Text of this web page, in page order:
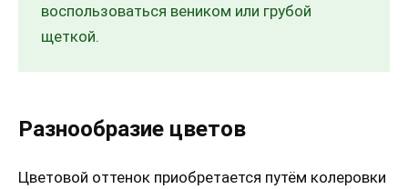
воспользоваться веником или грубой
щеткой.
Разнообразие цветов
Цветовой оттенок приобретается путём колеровки